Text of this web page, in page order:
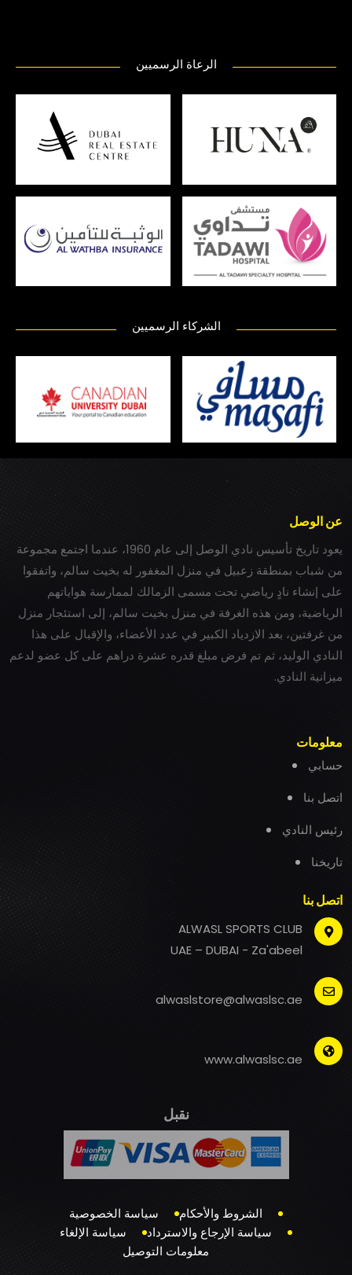
الرعاة الرسميين
الشركاء الرسميين
عن الوصل
يعود تاريخ تأسيس نادي الوصل إلى عام 1960، عندما اجتمع مجموعة
من شباب بمنطقة زعبيل في منزل المغفور له بخيت سالم، واتفقوا
على إنشاء نادٍ رياضي تحت مسمى الزمالك لممارسة هواياتهم
الرياضية، ومن هذه الغرفة في منزل بخيت سالم، إلى استئجار منزل
من غرفتين، بعد الازدياد الكبير في عدد الأعضاء، والإقبال على هذا
النادي الوليد، ثم تم فرض مبلغ قدره عشرة دراهم على كل عضو لدعم
ميزانية النادي.
معلومات
حسابي
اتصل بنا
رئيس النادي
تاريخنا
اتصل بنا
ALWASL SPORTS CLUB
UAE – DUBAI - Za'abeel
alwaslstore@alwaslsc.ae
www.alwaslsc.ae
نقبل
الشروط والأحكام
سياسة الخصوصية
سياسة الإرجاع والاسترداد
سياسة الإلغاء
معلومات التوصيل